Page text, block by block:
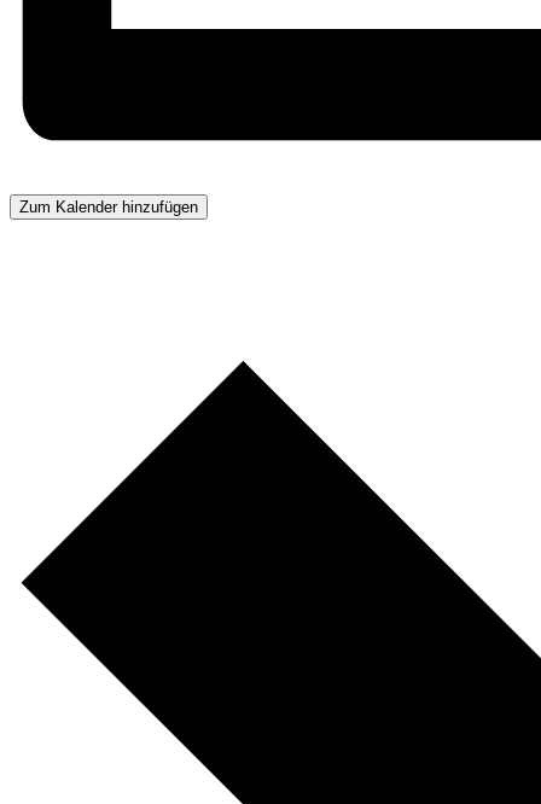
Zum Kalender hinzufügen